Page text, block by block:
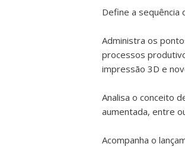
Define a sequência
Administra os
processos
impressão 3D e
Analisa o conceito
aumentada, entre
Acompanha o